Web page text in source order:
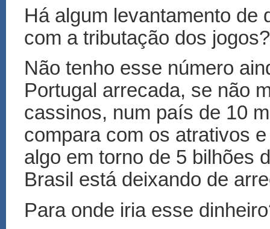
Há algum levantamento de
com a tributação dos jogos?
Não tenho esse número
Portugal arrecada, se não
cassinos, num país de 10
compara com os atrativos
algo em torno de 5 bilhões
Brasil está deixando de
Para onde iria esse